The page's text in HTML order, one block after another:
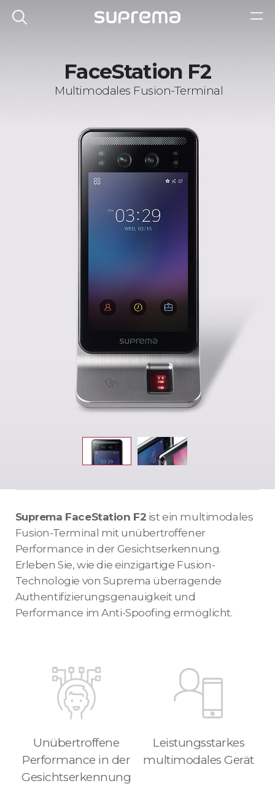
FaceStation F2
Multimodales Fusion-Terminal
Suprema FaceStation F2 ist ein multimodales
Fusion-Terminal mit unübertroffener
Performance in der Gesichtserkennung.
Erleben Sie, wie die einzigartige Fusion-
Technologie von Suprema überragende
Authentifizierungsgenauigkeit und
Performance im Anti-Spoofing ermöglicht.
Unübertroffene
Performance in der
Gesichtserkennung
Leistungsstarkes
multimodales Gerät